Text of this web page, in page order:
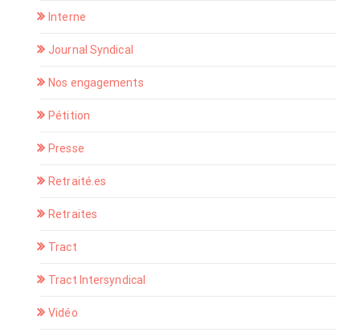
Interne
Journal Syndical
Nos engagements
Pétition
Presse
Retraité.es
Retraites
Tract
Tract Intersyndical
Vidéo